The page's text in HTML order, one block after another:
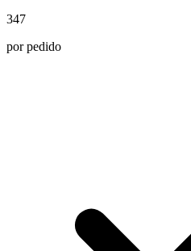
347
por pedido